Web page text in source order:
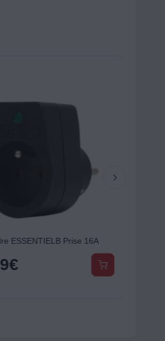
ESSENTIELB Prise 16A
€